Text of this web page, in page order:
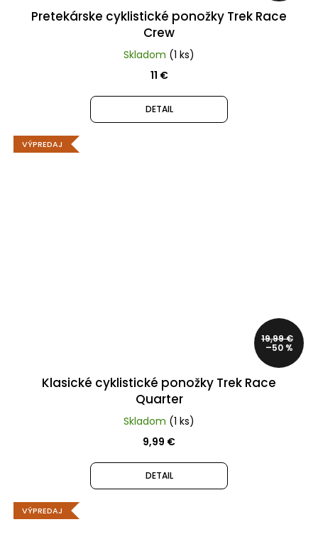
Pretekárske cyklistické ponožky Trek Race
Crew
Skladom (1 ks)
11 €
DETAIL
VÝPREDAJ
19,99 €
–50 %
Klasické cyklistické ponožky Trek Race
Quarter
Skladom (1 ks)
9,99 €
DETAIL
VÝPREDAJ